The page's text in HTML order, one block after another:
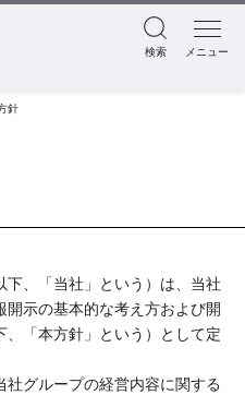
検索 メニュー
針
、「当社」という）は、当社
示の基本的な考え方および開
「本方針」という）として定
グループの経営内容に関する